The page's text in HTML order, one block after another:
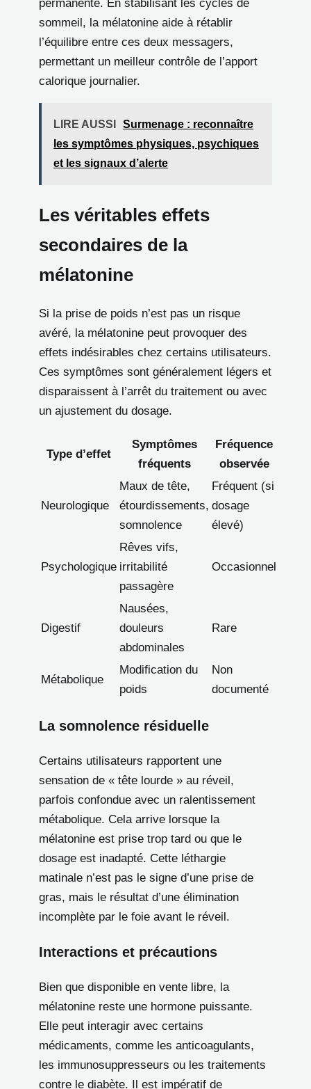
permanente. En stabilisant les cycles de
sommeil, la mélatonine aide à rétablir
l’équilibre entre ces deux messagers,
permettant un meilleur contrôle de l’apport
calorique journalier.
LIRE AUSSI
Surmenage : reconnaître
les symptômes physiques, psychiques
et les signaux d’alerte
Les véritables effets
secondaires de la
mélatonine
Si la prise de poids n’est pas un risque
avéré, la mélatonine peut provoquer des
effets indésirables chez certains utilisateurs.
Ces symptômes sont généralement légers et
disparaissent à l’arrêt du traitement ou avec
un ajustement du dosage.
Type d’effet
Symptômes
fréquents
Fréquence
observée
Neurologique
Maux de tête,
étourdissements,
somnolence
Fréquent (si
dosage
élevé)
Psychologique
Rêves vifs,
irritabilité
passagère
Occasionnel
Digestif
Nausées,
douleurs
abdominales
Rare
Métabolique
Modification du
poids
Non
documenté
La somnolence résiduelle
Certains utilisateurs rapportent une
sensation de « tête lourde » au réveil,
parfois confondue avec un ralentissement
métabolique. Cela arrive lorsque la
mélatonine est prise trop tard ou que le
dosage est inadapté. Cette léthargie
matinale n’est pas le signe d’une prise de
gras, mais le résultat d’une élimination
incomplète par le foie avant le réveil.
Interactions et précautions
Bien que disponible en vente libre, la
mélatonine reste une hormone puissante.
Elle peut interagir avec certains
médicaments, comme les anticoagulants,
les immunosuppresseurs ou les traitements
contre le diabète. Il est impératif de